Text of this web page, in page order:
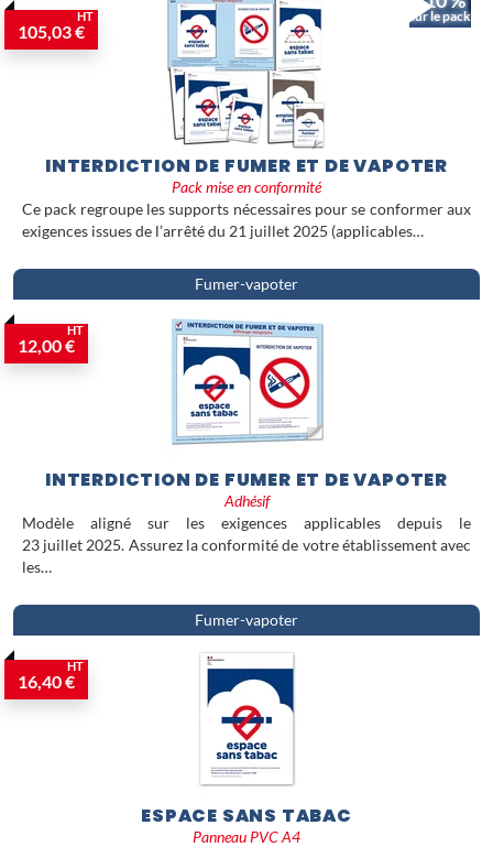
105,03 €
HT sur le pack
INTERDICTION DE FUMER ET DE VAPOTER
Pack mise en conformité
Ce pack regroupe les supports nécessaires pour se conformer aux
exigences issues de l’arrêté du 21 juillet 2025 (applicables…
Fumer-vapoter
12,00 €
HT
INTERDICTION DE FUMER ET DE VAPOTER
Adhésif
Modèle aligné sur les exigences applicables depuis le
23 juillet 2025. Assurez la conformité de votre établissement avec
les…
Fumer-vapoter
16,40 €
HT
ESPACE SANS TABAC
Panneau PVC A4